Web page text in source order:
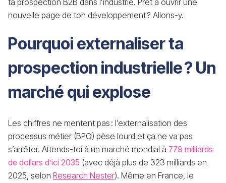
ta prospection B2B dans l’industrie. Prêt à ouvrir une
nouvelle page de ton développement ? Allons-y.
Pourquoi externaliser ta
prospection industrielle ? Un
marché qui explose
Les chiffres ne mentent pas : l’externalisation des
processus métier (BPO) pèse lourd et ça ne va pas
s’arrêter. Attends-toi à un marché mondial à 779 milliards
de dollars d’ici 2035 (avec déjà plus de 323 milliards en
2025, selon Research Nester). Même en France, le